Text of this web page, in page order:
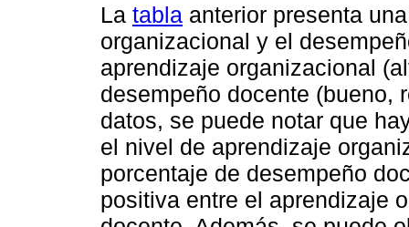
La tabla anterior presenta
organizacional y el
aprendizaje organizacional
desempeño docente (bueno,
datos, se puede notar que
el nivel de aprendizaje
porcentaje de desempeño
positiva entre el aprendizaje